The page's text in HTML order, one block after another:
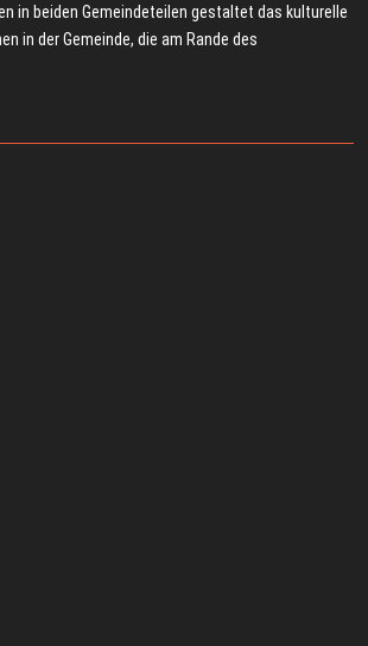
in beiden Gemeindeteilen gestaltet das kulturelle
in der Gemeinde, die am Rande des